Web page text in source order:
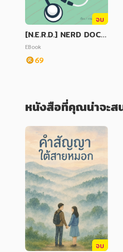
จบ
[N.E.R.D.] NERD DOC
สะดุดรักคุณหมอเนิร์ด
EBook
69
หนังสือที่คุณน่าจะส
จบ